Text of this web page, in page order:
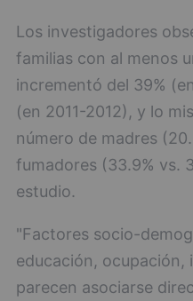
Los investigadores
familias con al menos
incrementó del 39%
(en 2011-2012), y lo
número de madres
fumadores (33.9% vs.
estudio.
"Factores socio-
educación, ocupación,
parecen asociarse